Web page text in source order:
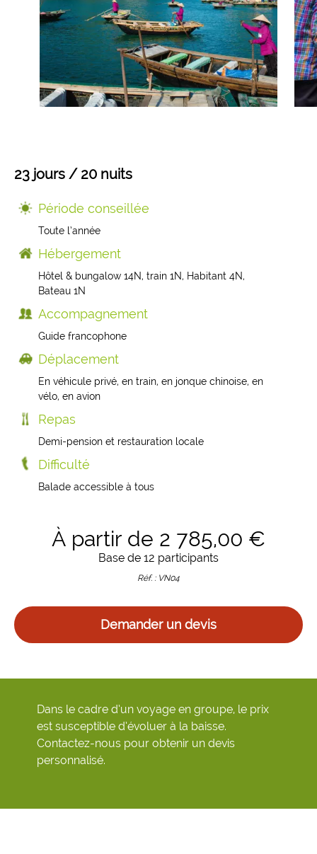
23 jours / 20 nuits
Période conseillée
Toute l’année
Hébergement
Hôtel & bungalow 14N, train 1N, Habitant 4N,
Bateau 1N
Accompagnement
Guide francophone
Déplacement
En véhicule privé, en train, en jonque chinoise, en
vélo, en avion
Repas
Demi-pension et restauration locale
Difficulté
Balade accessible à tous
À partir de 2 785,00 €
Base de 12 participants
Réf. : VN04
Demander un devis
Dans le cadre d’un voyage en groupe, le prix
est susceptible d’évoluer à la baisse.
Contactez-nous pour obtenir un devis
personnalisé.
Mongolie
Sri Lanka
Cambodge
Birmanie
Finlande
Colombie
Voyages de Noces
Voyages pour jeunes
Voyage insolite